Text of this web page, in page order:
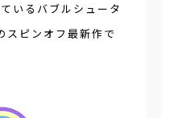
いるバブルシュータ
スピンオフ最新作で